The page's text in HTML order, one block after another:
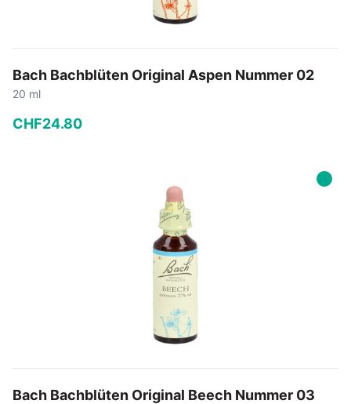
Bach Bachblüten Original Aspen Nummer 02
20 ml
CHF24.80
In den Warenkorb
Bach Bachblüten Original Beech Nummer 03